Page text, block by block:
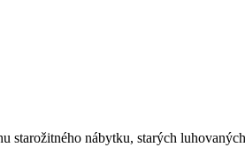
starožitného nábytku, starých